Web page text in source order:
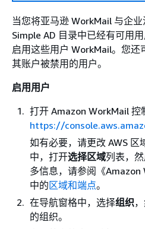
当您将亚马逊 WorkMail 与企
Simple AD 目录中已经有可用
启用这些用户 WorkMail。您还
其账户被禁用的用户。
启用用户
打开 Amazon WorkMail 控
https://
如有必要，请更改 AWS
中，打开选择区域列表，
多信息，请参阅《Amazon
中的区域和端点。
在导航窗格中，选择组织
的组织。